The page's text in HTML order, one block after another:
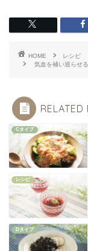
HOME
レシピ
気血を補い巡らせ
RELATED
Cタイプ
レシピ
Dタイプ